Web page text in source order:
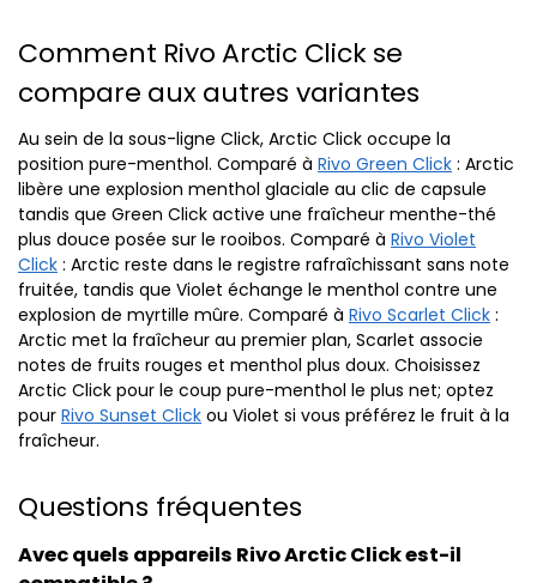
Comment Rivo Arctic Click se
compare aux autres variantes
Au sein de la sous-ligne Click, Arctic Click occupe la
position pure-menthol. Comparé à Rivo Green Click : Arctic
libère une explosion menthol glaciale au clic de capsule
tandis que Green Click active une fraîcheur menthe-thé
plus douce posée sur le rooibos. Comparé à Rivo Violet
Click : Arctic reste dans le registre rafraîchissant sans note
fruitée, tandis que Violet échange le menthol contre une
explosion de myrtille mûre. Comparé à Rivo Scarlet Click :
Arctic met la fraîcheur au premier plan, Scarlet associe
notes de fruits rouges et menthol plus doux. Choisissez
Arctic Click pour le coup pure-menthol le plus net; optez
pour Rivo Sunset Click ou Violet si vous préférez le fruit à la
fraîcheur.
Questions fréquentes
Avec quels appareils Rivo Arctic Click est-il